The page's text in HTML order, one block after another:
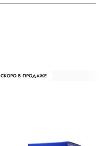
СКОРО В ПРОДАЖЕ